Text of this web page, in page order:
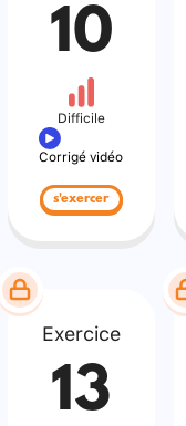
10
Difficile
Corrigé vidéo
s'exercer
Exercice
13